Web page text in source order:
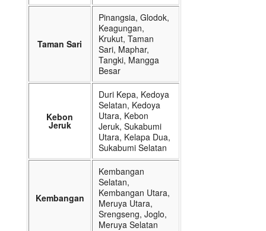
Taman Sari
Pinangsia, Glodok,
Keagungan,
Krukut, Taman
Sari, Maphar,
Tangki, Mangga
Besar
Kebon
Jeruk
Duri Kepa, Kedoya
Selatan, Kedoya
Utara, Kebon
Jeruk, Sukabumi
Utara, Kelapa Dua,
Sukabumi Selatan
Kembangan
Kembangan
Selatan,
Kembangan Utara,
Meruya Utara,
Srengseng, Joglo,
Meruya Selatan